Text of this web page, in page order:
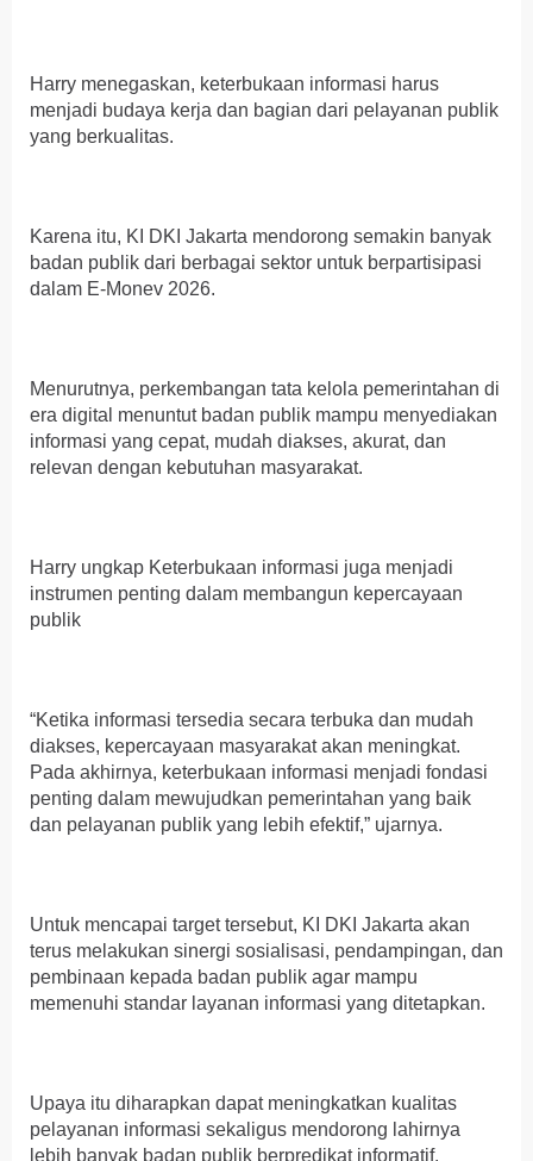
Harry menegaskan, keterbukaan informasi harus
menjadi budaya kerja dan bagian dari pelayanan publik
yang berkualitas.
Karena itu, KI DKI Jakarta mendorong semakin banyak
badan publik dari berbagai sektor untuk berpartisipasi
dalam E-Monev 2026.
Menurutnya, perkembangan tata kelola pemerintahan di
era digital menuntut badan publik mampu menyediakan
informasi yang cepat, mudah diakses, akurat, dan
relevan dengan kebutuhan masyarakat.
Harry ungkap Keterbukaan informasi juga menjadi
instrumen penting dalam membangun kepercayaan
publik
“Ketika informasi tersedia secara terbuka dan mudah
diakses, kepercayaan masyarakat akan meningkat.
Pada akhirnya, keterbukaan informasi menjadi fondasi
penting dalam mewujudkan pemerintahan yang baik
dan pelayanan publik yang lebih efektif,” ujarnya.
Untuk mencapai target tersebut, KI DKI Jakarta akan
terus melakukan sinergi sosialisasi, pendampingan, dan
pembinaan kepada badan publik agar mampu
memenuhi standar layanan informasi yang ditetapkan.
Upaya itu diharapkan dapat meningkatkan kualitas
pelayanan informasi sekaligus mendorong lahirnya
lebih banyak badan publik berpredikat informatif.